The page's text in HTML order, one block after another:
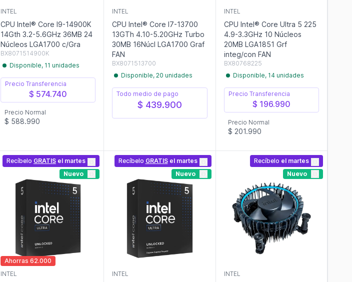
INTEL
CPU Intel® Core I9-14900K
14Gth 3.2-5.6GHz 36MB 24
Núcleos LGA1700 c/Gra
BX8071514900K
Disponible, 11 unidades
Precio Transferencia
$ 574.740
Precio Normal
$ 588.990
INTEL
CPU Intel® Core I7-13700
13GTh 4.10-5.20GHz Turbo
30MB 16Núcl LGA1700 Graf
FAN
BX8071513700
Disponible, 20 unidades
Todo medio de pago
$ 439.900
INTEL
CPU Intel® Core Ultra 5 225
4.9-3.3GHz 10 Núcleos
20MB LGA1851 Grf
integ/con FAN
BX80768225
Disponible, 14 unidades
Precio Transferencia
$ 196.990
Precio Normal
$ 201.990
Recíbelo GRATIS el martes
Nuevo
Ahorras 62.000
INTEL
Recíbelo GRATISel martes
Nuevo
INTEL
Recíbelo el martes
Nuevo
INTEL